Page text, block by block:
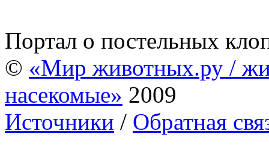
Портал о постельных
© «Мир животных.ру /
насекомые» 2009
Источники / Обратная